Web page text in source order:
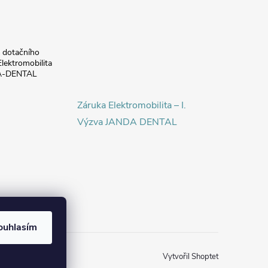
dotačního
DENTAL
Záruka Elektromobilita – I.
Výzva JANDA DENTAL
Vytvořil Shoptet